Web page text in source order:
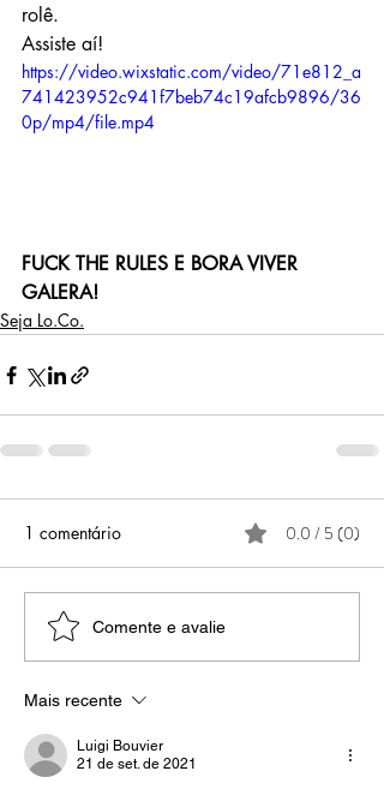
rolê.
Assiste aí!
https://video.wixstatic.com/video/71e812_a
741423952c941f7beb74c19afcb9896/36
0p/mp4/file.mp4
FUCK THE RULES E BORA VIVER
GALERA!
Seja Lo.Co.
1 comentário 0.0 / 5 (0)
Comente e avalie
Mais recente
Luigi Bouvier
21 de set. de 2021